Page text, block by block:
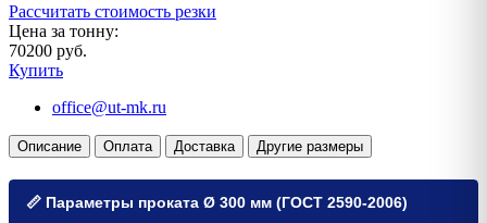
Рассчитать стоимость резки
Цена за тонну:
70200 руб.
Купить
office@ut-mk.ru
Описание Оплата Доставка Другие размеры
📏 Параметры проката Ø 300 мм (ГОСТ 2590-2006)